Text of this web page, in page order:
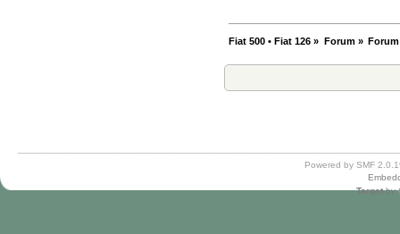
Fiat 500 • Fiat 126 » Forum»
Powered by SMF
Targetby